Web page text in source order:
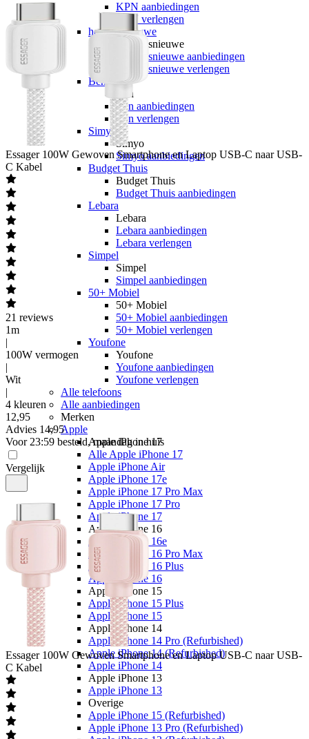
KPN aanbiedingen
KPN verlengen
hollandsnieuwe
hollandsnieuwe
hollandsnieuwe aanbiedingen
hollandsnieuwe verlengen
Ben
Ben
Ben aanbiedingen
Ben verlengen
Simyo
Simyo
Simyo aanbiedingen
Budget Thuis
Budget Thuis
Budget Thuis aanbiedingen
Lebara
Lebara
Lebara aanbiedingen
Lebara verlengen
Simpel
Simpel
Simpel aanbiedingen
50+ Mobiel
50+ Mobiel
50+ Mobiel aanbiedingen
50+ Mobiel verlengen
Youfone
Youfone
Youfone aanbiedingen
Youfone verlengen
Alle telefoons
Alle aanbiedingen
Merken
Apple
Apple iPhone 17
Alle Apple iPhone 17
Apple iPhone Air
Apple iPhone 17e
Apple iPhone 17 Pro Max
Apple iPhone 17 Pro
Apple iPhone 17
Apple iPhone 16
Apple iPhone 16e
Apple iPhone 16 Pro Max
Apple iPhone 16 Plus
Apple iPhone 16
Apple iPhone 15
Apple iPhone 15 Plus
Apple iPhone 15
Apple iPhone 14
Apple iPhone 14 Pro (Refurbished)
Apple iPhone 14 (Refurbished)
Apple iPhone 14
Apple iPhone 13
Apple iPhone 13
Overige
Apple iPhone 15 (Refurbished)
Apple iPhone 13 Pro (Refurbished)
Essager 100W Gewoven Smartphone en Laptop USB-C naar USB-
C Kabel
21 reviews
1m
|
100W vermogen
|
Wit
|
4 kleuren
12,95
Advies 14,95
Voor 23:59 besteld, maandag in huis
Vergelijk
Essager 100W Gewoven Smartphone en Laptop USB-C naar USB-
C Kabel